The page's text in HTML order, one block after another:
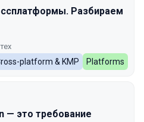
Разбираем
platform & KMP Platforms
— это требование